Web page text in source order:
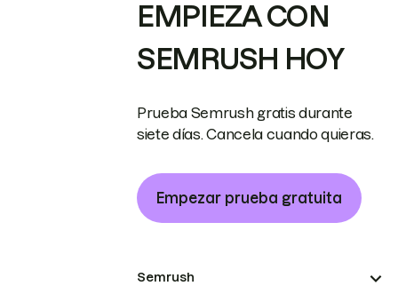
EMPIEZA CON
SEMRUSH HOY
Prueba Semrush gratis durante
siete días. Cancela cuando quieras.
Empezar prueba gratuita
Semrush